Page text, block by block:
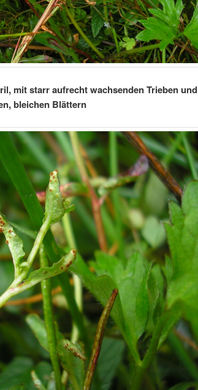
mit starr aufrecht wachsenden Trieben und
bleichen Blättern